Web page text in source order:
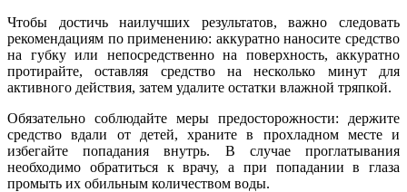
Чтобы достичь наилучших результатов, важно следовать
рекомендациям по применению: аккуратно наносите средство
на губку или непосредственно на поверхность, аккуратно
протирайте, оставляя средство на несколько минут для
активного действия, затем удалите остатки влажной тряпкой.
Обязательно соблюдайте меры предосторожности: держите
средство вдали от детей, храните в прохладном месте и
избегайте попадания внутрь. В случае проглатывания
необходимо обратиться к врачу, а при попадании в глаза
промыть их обильным количеством воды.